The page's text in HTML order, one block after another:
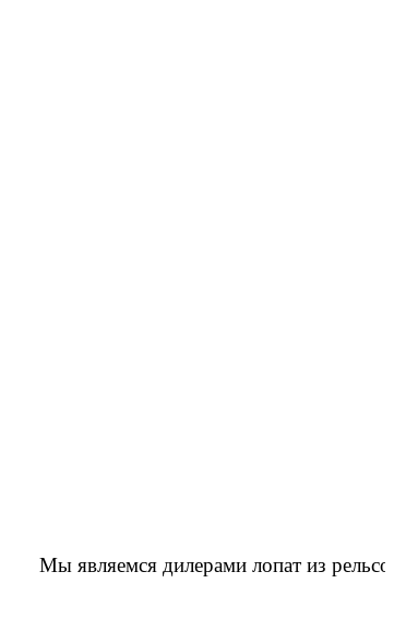
Мы являемся дилерами лопат из